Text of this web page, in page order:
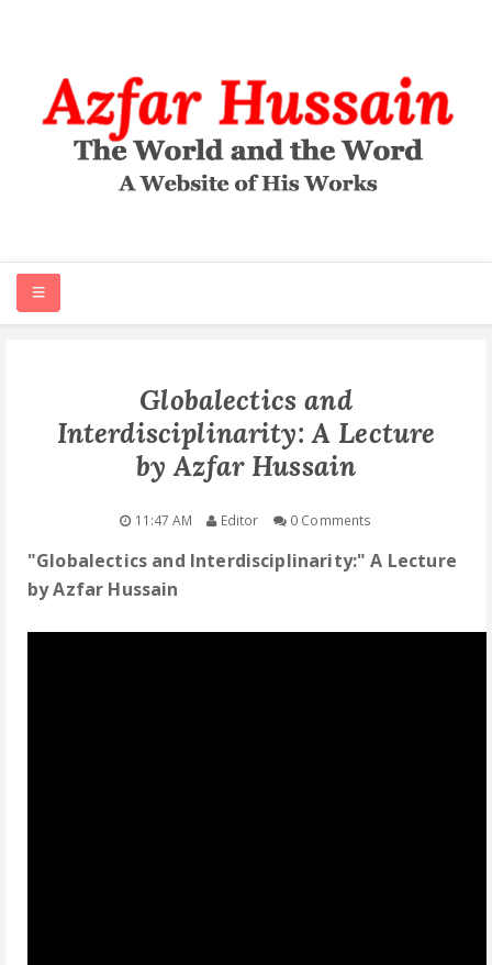
ABOUT
ARTICLES
Globalectics and
Interdisciplinarity: A Lecture
by Azfar Hussain
11:47 AM Editor 0 Comments
"Globalectics and Interdisciplinarity:" A Lecture
by Azfar Hussain